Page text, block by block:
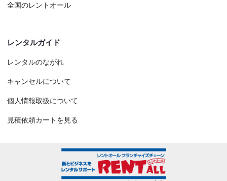
全国のレントオール
レンタルガイド
レンタルのながれ
キャンセルについて
個人情報取扱について
見積依頼カートを見る